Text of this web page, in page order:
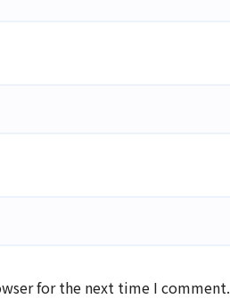
for the next time I comment.